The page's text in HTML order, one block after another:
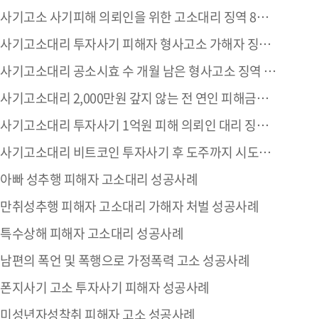
사기고소 사기피해 의뢰인을 위한 고소대리 징역 8개월 성공사례
사기고소대리 투자사기 피해자 형사고소 가해자 징역 1년 6월 성공사례
사기고소대리 공소시효 수 개월 남은 형사고소 징역 1년 6개월 성공사례
사기고소대리 2,000만원 갚지 않는 전 연인 피해금액 합의성공 집행유예
사기고소대리 투자사기 1억원 피해 의뢰인 대리 징역형 성공사례
사기고소대리 비트코인 투자사기 후 도주까지 시도한 가해자 구속기소 징역 1년 6개월 성공사례
아빠 성추행 피해자 고소대리 성공사례
만취성추행 피해자 고소대리 가해자 처벌 성공사례
특수상해 피해자 고소대리 성공사례
남편의 폭언 및 폭행으로 가정폭력 고소 성공사례
폰지사기 고소 투자사기 피해자 성공사례
미성년자성착취 피해자 고소 성공사례